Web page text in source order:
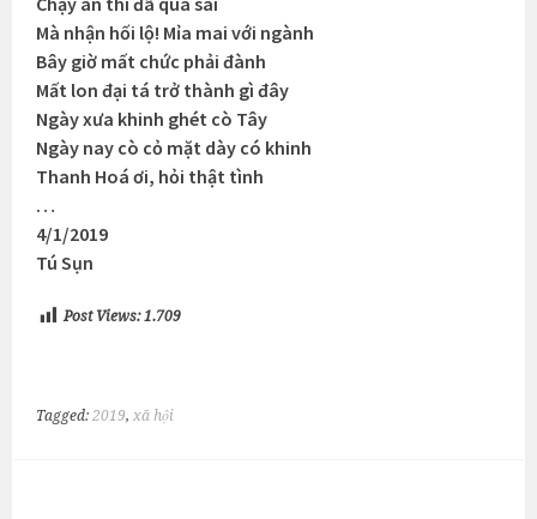
Mà nhận hối lộ! Mỉa mai với ngành
Bây giờ mất chức phải đành
Mất lon đại tá trở thành gì đây
Ngày xưa khinh ghét cò Tây
Ngày nay cò cỏ mặt dày có khinh
Thanh Hoá ơi, hỏi thật tình
…
4/1/2019
Tú Sụn
Post Views: 1.709
Tagged:2019,xã hội